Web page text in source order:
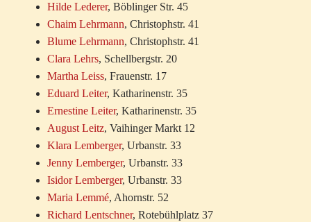
Hilde Lederer, Böblinger Str. 45
Chaim Lehrmann, Christophstr. 41
Blume Lehrmann, Christophstr. 41
Clara Lehrs, Schellbergstr. 20
Martha Leiss, Frauenstr. 17
Eduard Leiter, Katharinenstr. 35
Ernestine Leiter, Katharinenstr. 35
August Leitz, Vaihinger Markt 12
Klara Lemberger, Urbanstr. 33
Jenny Lemberger, Urbanstr. 33
Isidor Lemberger, Urbanstr. 33
Maria Lemmé, Ahornstr. 52
Richard Lentschner, Rotebühlplatz 37